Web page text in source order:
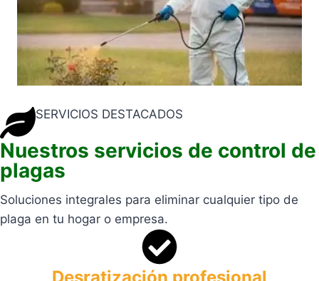
SERVICIOS DESTACADOS
Nuestros servicios de control de
plagas
Soluciones integrales para eliminar cualquier tipo de
plaga en tu hogar o empresa.